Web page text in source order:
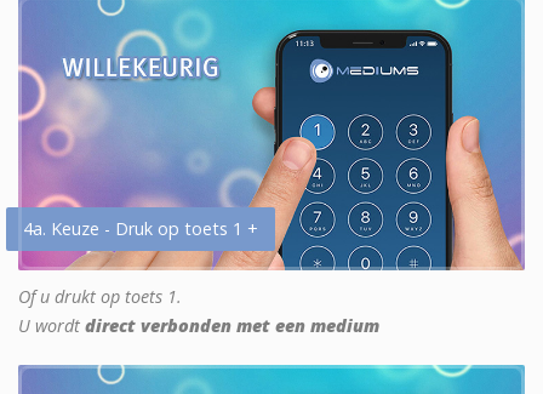
4a. Keuze - Druk op toets 1 +
Of u drukt op toets 1.
U wordt direct verbonden met een medium